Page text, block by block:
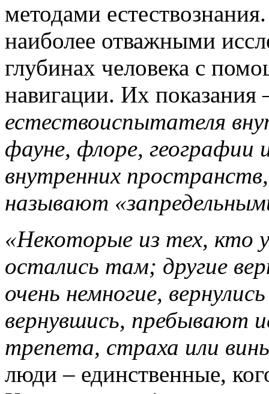
методами
наиболее отважными
глубинах человека с
навигации. Их показания
естествоиспытателя
фауне, флоре, географии
внутренних
называют
«Некоторые из тех, кто
остались там; другие
очень немногие,
вернувшись, пребывают
трепета, страха или
люди – единственные,